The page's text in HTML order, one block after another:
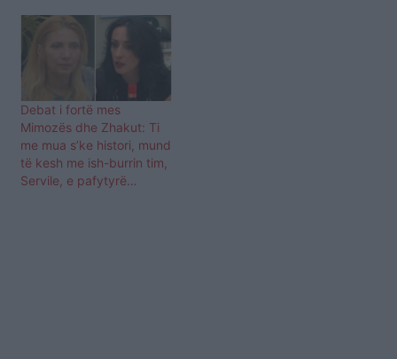
Debat i fortë mes
Mimozës dhe Zhakut: Ti
me mua s’ke histori, mund
të kesh me ish-burrin tim,
Servile, e pafytyrë…